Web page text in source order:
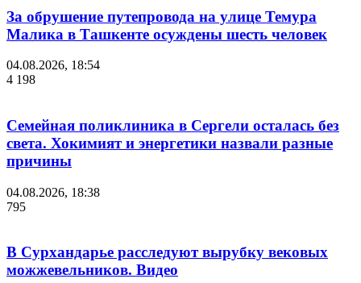
За обрушение путепровода на улице Темура
Малика в Ташкенте осуждены шесть человек
04.08.2026, 18:54
4 198
Семейная поликлиника в Сергели осталась без
света. Хокимият и энергетики назвали разные
причины
04.08.2026, 18:38
795
В Сурхандарье расследуют вырубку вековых
можжевельников. Видео